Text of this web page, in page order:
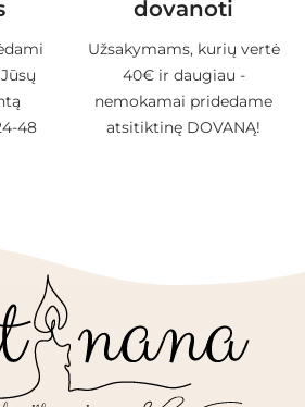
48
dovanoti
Užsakymams, kurių vertė
40€ ir daugiau -
nemokamai pridedame
atsitiktinę DOVANĄ!